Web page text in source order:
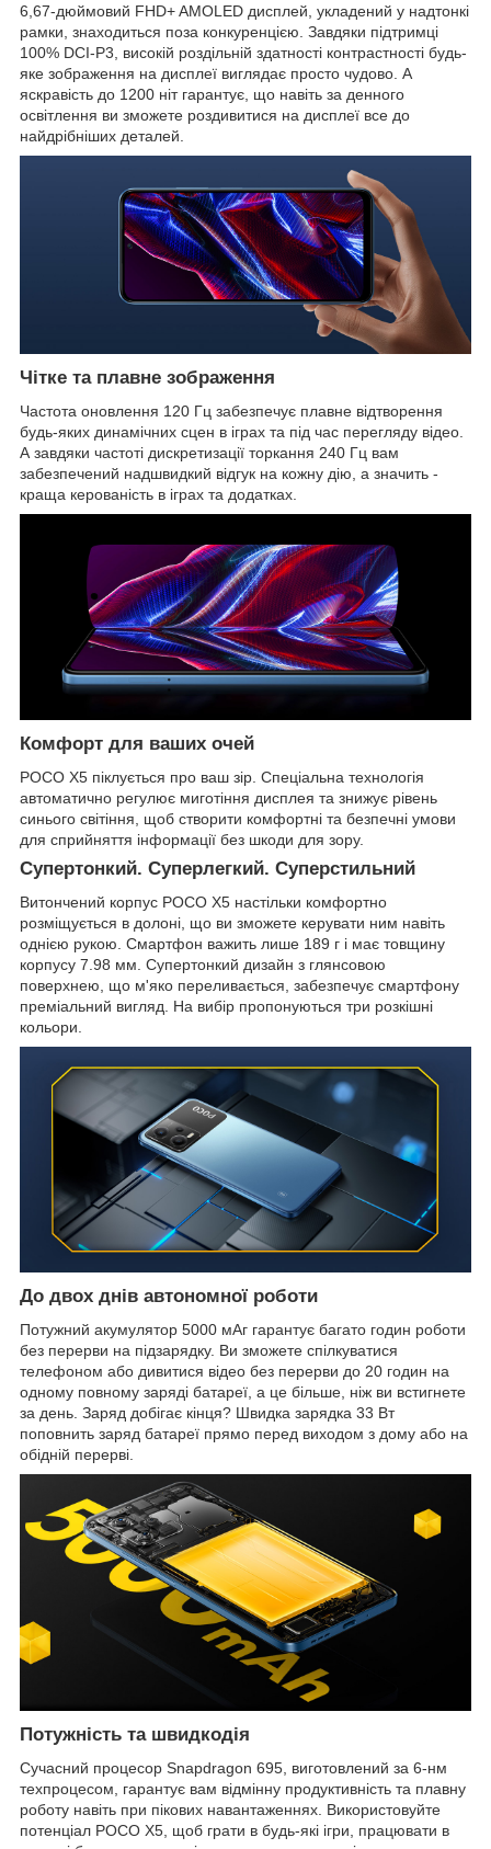
6,67-дюймовий FHD+ AMOLED дисплей, укладений у надтонкі
рамки, знаходиться поза конкуренцією. Завдяки підтримці
100% DCI-P3, високій роздільній здатності контрастності будь-
яке зображення на дисплеї виглядає просто чудово. А
яскравість до 1200 ніт гарантує, що навіть за денного
освітлення ви зможете роздивитися на дисплеї все до
найдрібніших деталей.
Чітке та плавне зображення
Частота оновлення 120 Гц забезпечує плавне відтворення
будь-яких динамічних сцен в іграх та під час перегляду відео.
А завдяки частоті дискретизації торкання 240 Гц вам
забезпечений надшвидкий відгук на кожну дію, а значить -
краща керованість в іграх та додатках.
Комфорт для ваших очей
POCO X5 піклується про ваш зір. Спеціальна технологія
автоматично регулює миготіння дисплея та знижує рівень
синього світіння, щоб створити комфортні та безпечні умови
для сприйняття інформації без шкоди для зору.
Супертонкий. Суперлегкий. Суперстильний
Витончений корпус POCO X5 настільки комфортно
розміщується в долоні, що ви зможете керувати ним навіть
однією рукою. Смартфон важить лише 189 г і має товщину
корпусу 7.98 мм. Супертонкий дизайн з глянсовою
поверхнею, що м'яко переливається, забезпечує смартфону
преміальний вигляд. На вибір пропонуються три розкішні
кольори.
До двох днів автономної роботи
Потужний акумулятор 5000 мАг гарантує багато годин роботи
без перерви на підзарядку. Ви зможете спілкуватися
телефоном або дивитися відео без перерви до 20 годин на
одному повному заряді батареї, а це більше, ніж ви встигнете
за день. Заряд добігає кінця? Швидка зарядка 33 Вт
поповнить заряд батареї прямо перед виходом з дому або на
обідній перерві.
Потужність та швидкодія
Сучасний процесор Snapdragon 695, виготовлений за 6-нм
техпроцесом, гарантує вам відмінну продуктивність та плавну
роботу навіть при пікових навантаженнях. Використовуйте
потенціал POCO X5, щоб грати в будь-які ігри, працювати в